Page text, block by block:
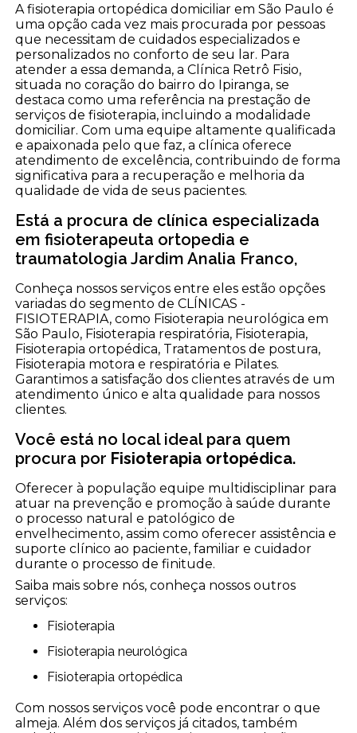
A fisioterapia ortopédica domiciliar em São Paulo é
uma opção cada vez mais procurada por pessoas
que necessitam de cuidados especializados e
personalizados no conforto de seu lar. Para
atender a essa demanda, a Clínica Retrô Fisio,
situada no coração do bairro do Ipiranga, se
destaca como uma referência na prestação de
serviços de fisioterapia, incluindo a modalidade
domiciliar. Com uma equipe altamente qualificada
e apaixonada pelo que faz, a clínica oferece
atendimento de excelência, contribuindo de forma
significativa para a recuperação e melhoria da
qualidade de vida de seus pacientes.
Está a procura de clínica especializada
em fisioterapeuta ortopedia e
traumatologia Jardim Analia Franco,
Conheça nossos serviços entre eles estão opções
variadas do segmento de CLÍNICAS -
FISIOTERAPIA, como Fisioterapia neurológica em
São Paulo, Fisioterapia respiratória, Fisioterapia,
Fisioterapia ortopédica, Tratamentos de postura,
Fisioterapia motora e respiratória e Pilates.
Garantimos a satisfação dos clientes através de um
atendimento único e alta qualidade para nossos
clientes.
Você está no local ideal para quem
procura por Fisioterapia ortopédica.
Oferecer à população equipe multidisciplinar para
atuar na prevenção e promoção à saúde durante
o processo natural e patológico de
envelhecimento, assim como oferecer assistência e
suporte clínico ao paciente, familiar e cuidador
durante o processo de finitude.
Saiba mais sobre nós, conheça nossos outros
serviços:
Fisioterapia
Fisioterapia neurológica
Fisioterapia ortopédica
Com nossos serviços você pode encontrar o que
almeja. Além dos serviços já citados, também